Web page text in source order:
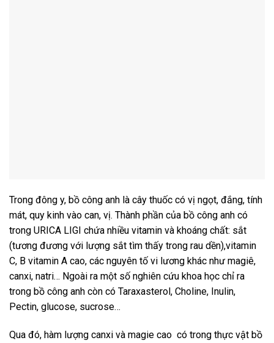
Trong đông y, bồ công anh là cây thuốc có vị ngọt, đắng, tính
mát, quy kinh vào can, vị. Thành phần của bồ công anh có
trong URICA LIGI chứa nhiều vitamin và khoáng chất: sắt
(tương đương với lượng sắt tìm thấy trong rau dền),vitamin
C, B vitamin A cao, các nguyên tố vi lương khác như magiê,
canxi, natri… Ngoài ra một số nghiên cứu khoa học chỉ ra
trong bồ công anh còn có Taraxasterol, Choline, Inulin,
Pectin, glucose, sucrose…
Qua đó, hàm lượng canxi và magie cao có trong thực vật bồ